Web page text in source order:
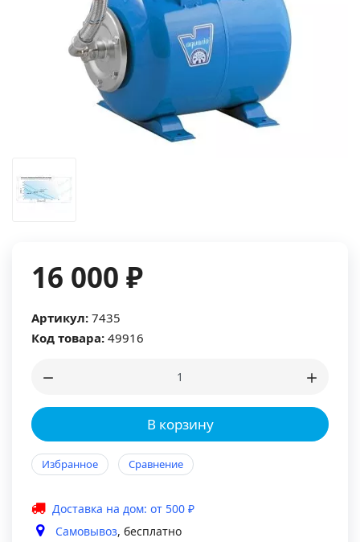
16 000 ₽
Артикул: 7435
Код товара: 49916
В корзину
Избранное Сравнение
Доставка на дом: от 500 ₽
Самовывоз, бесплатно